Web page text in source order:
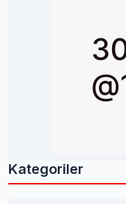
Kategoriler